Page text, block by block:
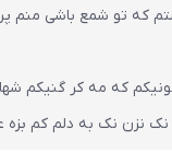
که تو شمع باشی منم
که مه کر گنیکم
نزن نک به دلم کم بزه